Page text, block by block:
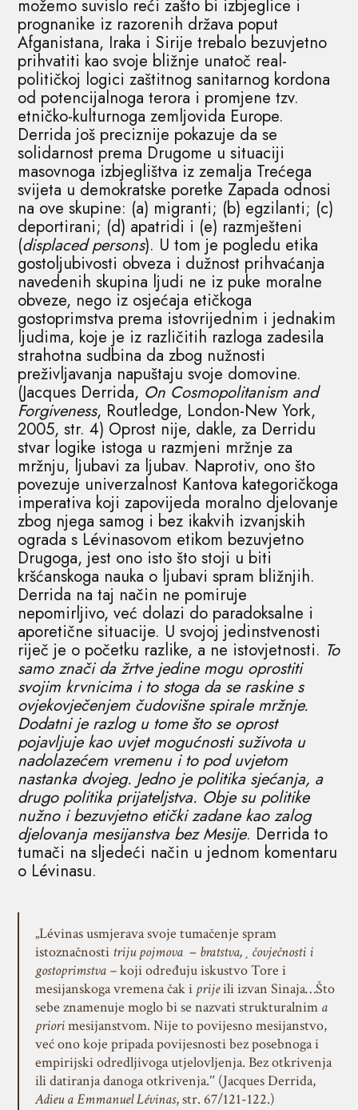
možemo suvislo reći zašto bi izbjeglice i
prognanike iz razorenih država poput
Afganistana, Iraka i Sirije trebalo bezuvjetno
prihvatiti kao svoje bližnje unatoč real-
političkoj logici zaštitnog sanitarnog kordona
od potencijalnoga terora i promjene tzv.
etničko-kulturnoga zemljovida Europe.
Derrida još preciznije pokazuje da se
solidarnost prema Drugome u situaciji
masovnoga izbjeglištva iz zemalja Trećega
svijeta u demokratske poretke Zapada odnosi
na ove skupine: (a) migranti; (b) egzilanti; (c)
deportirani; (d) apatridi i (e) razmješteni
(displaced persons). U tom je pogledu etika
gostoljubivosti obveza i dužnost prihvaćanja
navedenih skupina ljudi ne iz puke moralne
obveze, nego iz osjećaja etičkoga
gostoprimstva prema istovrijednim i jednakim
ljudima, koje je iz različitih razloga zadesila
strahotna sudbina da zbog nužnosti
preživljavanja napuštaju svoje domovine.
(Jacques Derrida, On Cosmopolitanism and
Forgiveness, Routledge, London-New York,
2005, str. 4) Oprost nije, dakle, za Derridu
stvar logike istoga u razmjeni mržnje za
mržnju, ljubavi za ljubav. Naprotiv, ono što
povezuje univerzalnost Kantova kategoričkoga
imperativa koji zapovijeda moralno djelovanje
zbog njega samog i bez ikakvih izvanjskih
ograda s Lévinasovom etikom bezuvjetno
Drugoga, jest ono isto što stoji u biti
kršćanskoga nauka o ljubavi spram bližnjih.
Derrida na taj način ne pomiruje
nepomirljivo, već dolazi do paradoksalne i
aporetične situacije. U svojoj jedinstvenosti
riječ je o početku razlike, a ne istovjetnosti. To
samo znači da žrtve jedine mogu oprostiti
svojim krvnicima i to stoga da se raskine s
ovjekovječenjem čudovišne spirale mržnje.
Dodatni je razlog u tome što se oprost
pojavljuje kao uvjet mogućnosti suživota u
nadolazećem vremenu i to pod uvjetom
nastanka dvojeg. Jedno je politika sjećanja, a
drugo politika prijateljstva. Obje su politike
nužno i bezuvjetno etički zadane kao zalog
djelovanja mesijanstva bez Mesije. Derrida to
tumači na sljedeći način u jednom komentaru
o Lévinasu.
„Lévinas usmjerava svoje tumačenje spram
istoznačnosti triju pojmova – bratstva, ¸čovječnosti i
gostoprimstva –koji određuju iskustvo Tore i
mesijanskoga vremena čak i prijeili izvan Sinaja…Što
sebe znamenuje moglo bi se nazvati strukturalnim a
priorimesijanstvom. Nije to povijesno mesijanstvo,
već ono koje pripada povijesnosti bez posebnoga i
empirijski odredljivoga utjelovljenja. Bez otkrivenja
ili datiranja danoga otkrivenja.ʺ (Jacques Derrida,
Adieu a Emmanuel Lévinas, str. 67/121-122.)